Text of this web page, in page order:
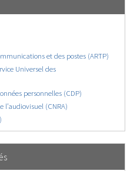
et des postes (ARTP)
Universel des
personnelles (CDP)
(CNRA)